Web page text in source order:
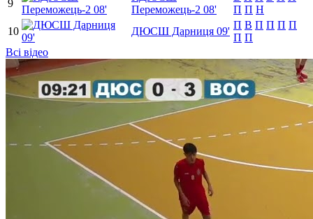
9
Переможець-2 08'
П П Н
10
ДЮСШ Дарниця 09'
П В П П П П
П П
Всі відео